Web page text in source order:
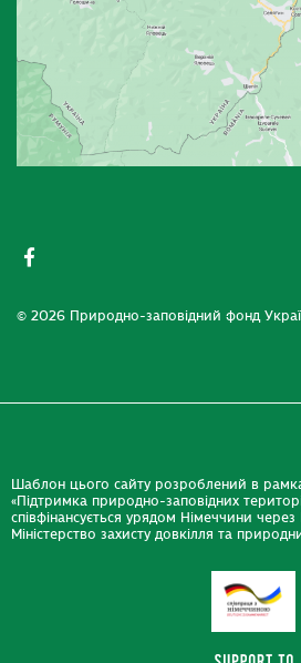
© 2026 Природно-заповідний фонд
Шаблон цього сайту розроблений в
«Підтримка природно-заповідних
співфінансується урядом Німеччини
Міністерство захисту довкілля та